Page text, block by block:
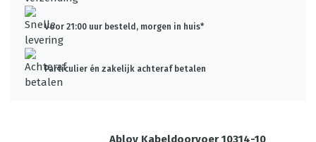
Voor 21:00 uur besteld, morgen in huis*
Particulier én zakelijk achteraf betalen
Abloy Kabeldoorvoer 10314-10